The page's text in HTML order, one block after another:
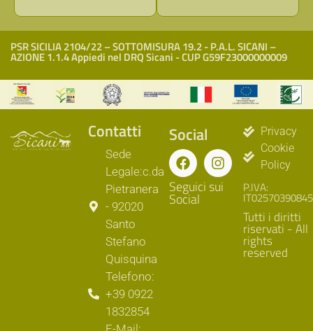
PSR SICILIA 2104/22 – SOTTOMISURA 19.2 - P.A.L. SICANI –
AZIONE 1.1.4 Appiedi nel DRQ Sicani - CUP G59F23000000009
Contatti
Sede
Legale:c.da
Pietranera
- 92020
Santo
Stefano
Quisquina
Telefono:
+39 0922
1832854
Social
Seguici sui
Social
Privacy
Cookie
Policy
P.IVA:
IT02570390845
Tutti i diritti
riservati - All
rights
reserved